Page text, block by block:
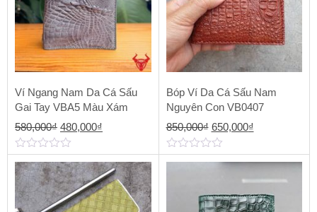
Ví Ngang Nam Da Cá Sấu
Gai Tay VBA5 Màu Xám
580,000₫ Giá
gốc
là:
580,000₫.
480,000₫
tại
là:
480,000₫.
0
out
of
5
Bóp Ví Da Cá Sấu Nam
Nguyên Con VB0407
850,000₫ Giá
gốc
là:
850,000₫.
650,000₫Giá
tại
là:
650,000₫.
0